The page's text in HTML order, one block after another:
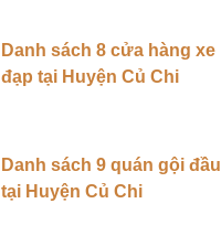
Danh sách 8 cửa hàng xe
đạp tại Huyện Củ Chi
Danh sách 9 quán gội đầu
tại Huyện Củ Chi